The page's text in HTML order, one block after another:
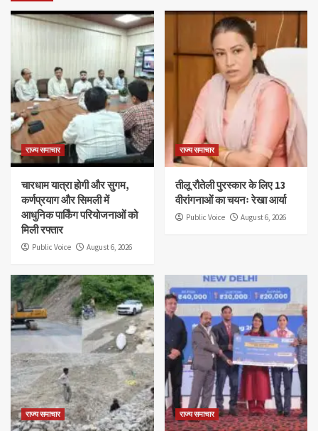
राज्य समाचार
चारधाम यात्रा होगी और सुगम,
कर्णप्रयाग और सिमली में
आधुनिक पार्किंग परियोजनाओं को
मिली रफ्तार
Public Voice August 6, 2026
राज्य समाचार
तीलू रौतेली पुरस्कार के लिए 13
वीरांगनाओं का चयनः रेखा आर्या
Public Voice August 6, 2026
राज्य समाचार राज्य समाचार